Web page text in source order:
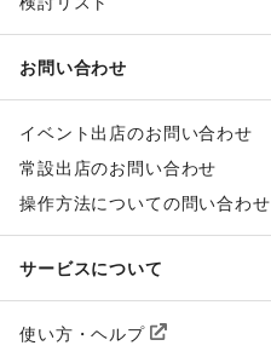
お問い合わせ
イベント出店のお問い合わせ
常設出店のお問い合わせ
操作方法についての問い合わせ
サービスについて
使い方・ヘルプ